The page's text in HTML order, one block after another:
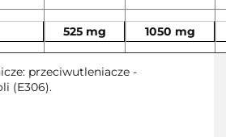
525 mg 1050 mg
przeciwutleniacze -
(E306).